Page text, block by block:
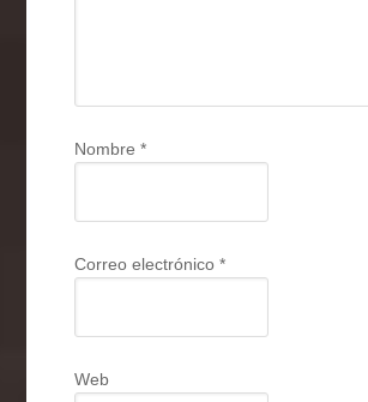
Nombre*
Correo electrónico*
Web